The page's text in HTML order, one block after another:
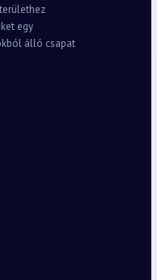
egy
álló csapat